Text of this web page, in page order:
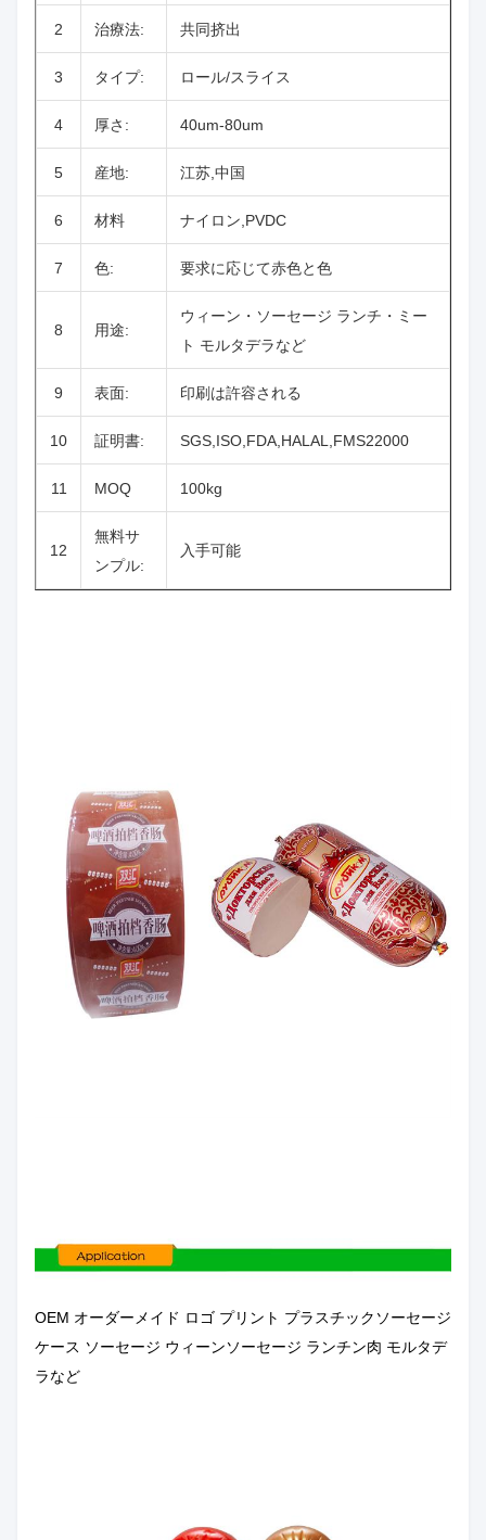
2 治療法: 共同挤出
3 タイプ: ロール/スライス
4 厚さ: 40um-80um
5 産地: 江苏,中国
6 材料 ナイロン,PVDC
7 色: 要求に応じて赤色と色
8 用途:
ウィーン・ソーセージ ランチ・ミー
ト モルタデラなど
9 表面: 印刷は許容される
10 証明書: SGS,ISO,FDA,HALAL,FMS22000
11 MOQ 100kg
12
無料サ
ンプル:
入手可能
OEM オーダーメイド ロゴ プリント プラスチックソーセージ
ケース ソーセージ ウィーンソーセージ ランチン肉 モルタデ
ラなど